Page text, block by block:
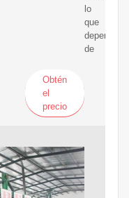
lo
que
depende
de
Obtén
el
precio